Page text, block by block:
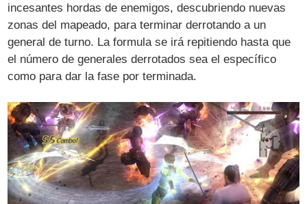
incesantes hordas de enemigos, descubriendo nuevas
zonas del mapeado, para terminar derrotando a un
general de turno. La formula se irá repitiendo hasta que
el número de generales derrotados sea el específico
como para dar la fase por terminada.